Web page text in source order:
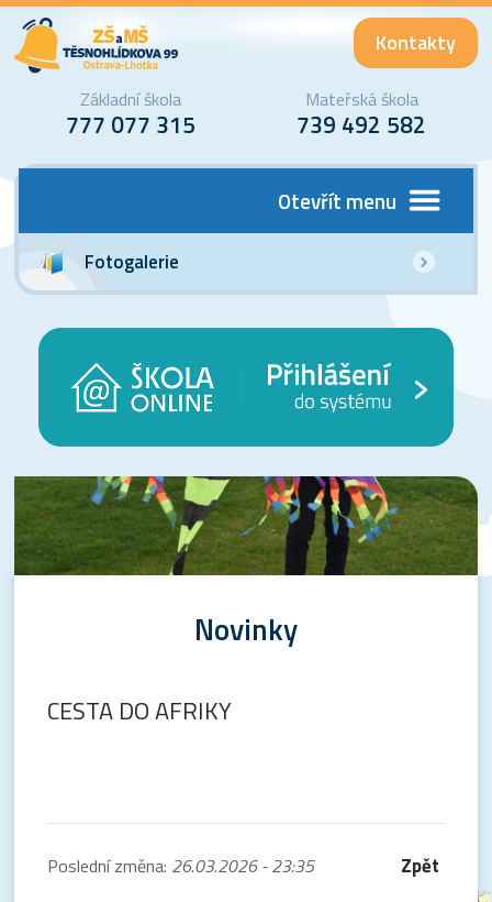
Kontakty
Základní škola
777 077 315
Mateřská škola
739 492 582
Otevřít menu
Fotogalerie
Novinky
CESTA DO AFRIKY
Poslední změna: 26.03.2026 - 23:35 Zpět